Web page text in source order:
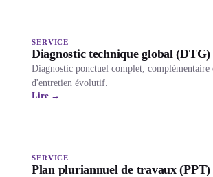
SERVICE
Diagnostic technique global (DTG)
Diagnostic ponctuel complet, complémentaire
d'entretien évolutif.
Lire →
SERVICE
Plan pluriannuel de travaux (PPT)